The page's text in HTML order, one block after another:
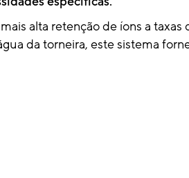
alta retenção de íons a taxas
da torneira, este sistema